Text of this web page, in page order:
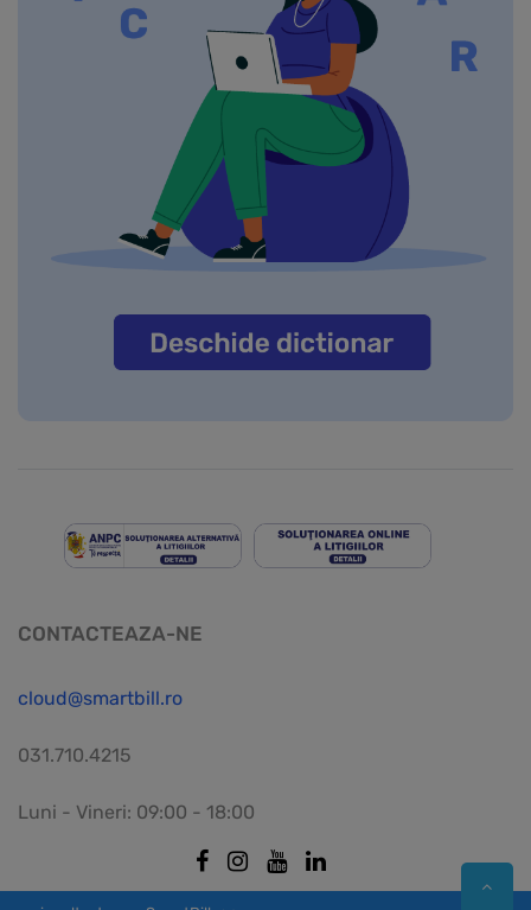
CONTACTEAZA-NE
cloud@smartbill.ro
031.710.4215
Luni - Vineri: 09:00 - 18:00